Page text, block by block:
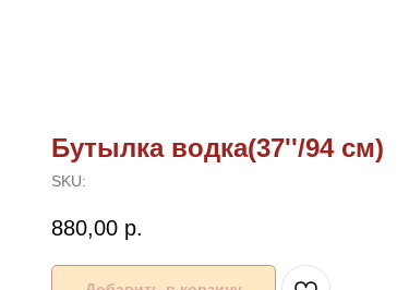
Бутылка водка(37''/94 см)
SKU:
880,00 р.